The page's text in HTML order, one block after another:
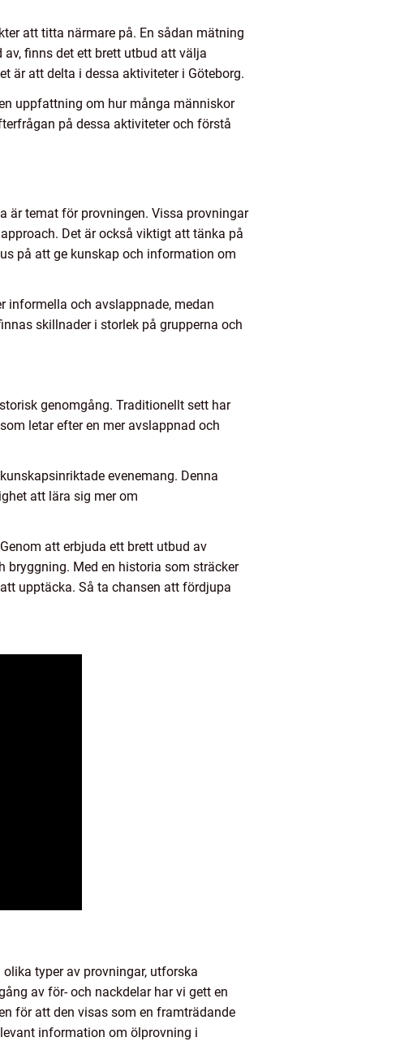
att titta närmare på. En sådan mätning
finns det ett brett utbud att välja
är att delta i dessa aktiviteter i Göteborg.
uppfattning om hur många människor
på dessa aktiviteter och förstå
är temat för provningen. Vissa provningar
Det är också viktigt att tänka på
på att ge kunskap och information om
informella och avslappnade, medan
skillnader i storlek på grupperna och
genomgång. Traditionellt sett har
letar efter en mer avslappnad och
evenemang. Denna
att lära sig mer om
att erbjuda ett brett utbud av
bryggning. Med en historia som sträcker
upptäcka. Så ta chansen att fördjupa
typer av provningar, utforska
av för- och nackdelar har vi gett en
för att den visas som en framträdande
information om ölprovning i